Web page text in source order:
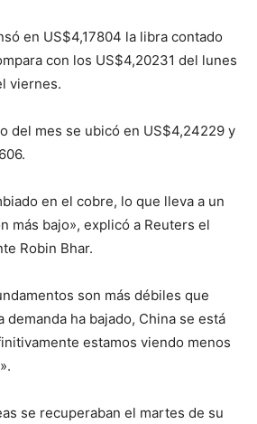
en US$4,17804 la libra contado
con los US$4,20231 del lunes
viernes.
del mes se ubicó en US$4,24229 y
en el cobre, lo que lleva a un
más bajo», explicó a Reuters el
Robin Bhar.
son más débiles que
demanda ha bajado, China se está
estamos viendo menos
se recuperaban el martes de su